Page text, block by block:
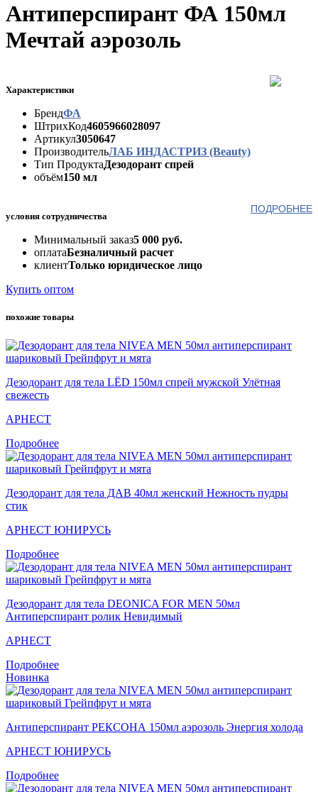
Антиперспирант ФА 150мл
Мечтай аэрозоль
Характеристики
БрендФА
ШтрихКод4605966028097
Артикул3050647
ПроизводительЛАБ ИНДАСТРИЗ (Beauty)
Тип ПродуктаДезодорант спрей
объём150 мл
условия сотрудничества
ПОДРОБНЕЕ
Минимальный заказ5 000 руб.
оплатаБезналичный расчет
клиентТолько юридическое лицо
Купить оптом
похожие товары
Дезодорант для тела LЁD 150мл спрей мужской Улётная
свежесть
АРНЕСТ
Подробнее
Дезодорант для тела ДАВ 40мл женский Нежность пудры
стик
АРНЕСТ ЮНИРУСЬ
Подробнее
Дезодорант для тела DEONICA FOR MEN 50мл
Антиперспирант ролик Невидимый
АРНЕСТ
Подробнее
Новинка
Антиперспирант РЕКСОНА 150мл аэрозоль Энергия холода
АРНЕСТ ЮНИРУСЬ
Подробнее